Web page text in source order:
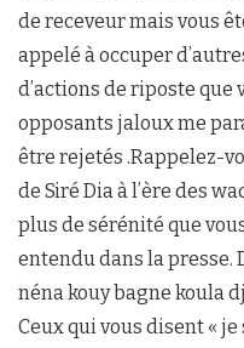
de receveur mais vous
appelé à occuper
d’actions de riposte
opposants jaloux me
être rejetés .Rappelez-
de Siré Dia à l’ère des
plus de sérénité que
entendu dans la presse.
néna kouy bagne koula
Ceux qui vous disent « je